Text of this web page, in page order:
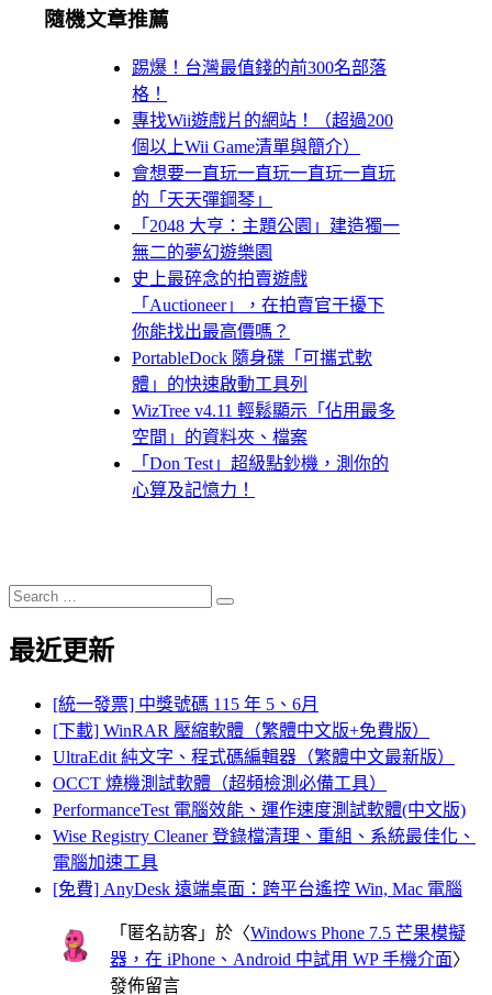
隨機文章推薦
踢爆！台灣最值錢的前300名部落
格！
專找Wii遊戲片的網站！（超過200
個以上Wii Game清單與簡介）
會想要一直玩一直玩一直玩一直玩
的「天天彈鋼琴」
「2048 大亨：主題公園」建造獨一
無二的夢幻遊樂園
史上最碎念的拍賣遊戲
「Auctioneer」，在拍賣官干擾下
你能找出最高價嗎？
PortableDock 隨身碟「可攜式軟
體」的快速啟動工具列
WizTree v4.11 輕鬆顯示「佔用最多
空間」的資料夾、檔案
「Don Test」超級點鈔機，測你的
心算及記憶力！
Search
for:
Search
最近更新
[統一發票] 中獎號碼 115 年 5、6月
[下載] WinRAR 壓縮軟體（繁體中文版+免費版）
UltraEdit 純文字、程式碼編輯器（繁體中文最新版）
OCCT 燒機測試軟體（超頻檢測必備工具）
PerformanceTest 電腦效能、運作速度測試軟體(中文版)
Wise Registry Cleaner 登錄檔清理、重組、系統最佳化、
電腦加速工具
[免費] AnyDesk 遠端桌面：跨平台遙控 Win, Mac 電腦
「 匿名訪客 」於〈Windows Phone 7.5 芒果模擬
器，在 iPhone、Android 中試用 WP 手機介面〉
發佈留言